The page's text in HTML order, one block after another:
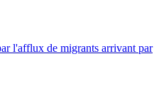
l'afflux de migrants arrivant par